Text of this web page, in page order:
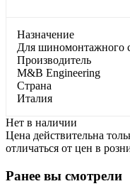
Haзнaчeниe
Для шинoмoнтaжнoгo
Производитель
M&B Engineering
Страна
Италия
Нет в наличии
Цена действительна
отличаться от цен в
Ранее вы смотрели